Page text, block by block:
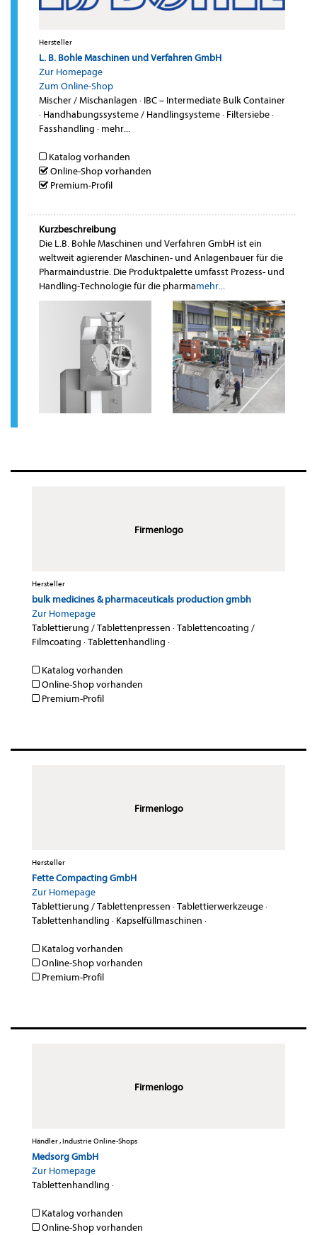
Hersteller
L. B. Bohle Maschinen und Verfahren GmbH
Zur Homepage
Zum Online-Shop
Mischer / Mischanlagen · IBC – Intermediate Bulk Container
· Handhabungssysteme / Handlingsysteme· Filtersiebe·
Fasshandling · mehr...
Katalog vorhanden
Online-Shop vorhanden
Premium-Profil
Kurzbeschreibung
Die L.B. Bohle Maschinen und Verfahren GmbH ist ein
weltweit agierender Maschinen- und Anlagenbauer für die
Pharmaindustrie. Die Produktpalette umfasst Prozess- und
Handling-Technologie für die pharmamehr...
Firmenlogo
Hersteller
bulk medicines & pharmaceuticals production gmbh
Zur Homepage
Tablettierung / Tablettenpressen ·Tablettencoating /
Filmcoating ·Tablettenhandling ·
Katalog vorhanden
Online-Shop vorhanden
Premium-Profil
Firmenlogo
Hersteller
Fette Compacting GmbH
Zur Homepage
Tablettierung / Tablettenpressen ·Tablettierwerkzeuge·
Tablettenhandling · Kapselfüllmaschinen ·
Katalog vorhanden
Online-Shop vorhanden
Premium-Profil
Firmenlogo
Händler , Industrie Online-Shops
Medsorg GmbH
Zur Homepage
Tablettenhandling ·
Katalog vorhanden
Online-Shop vorhanden